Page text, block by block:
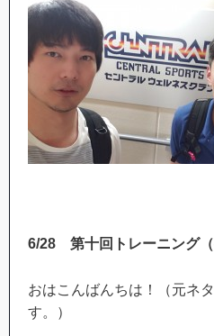
6/28 第十回トレーニング
おはこんばんちは！（元ネ
す。）